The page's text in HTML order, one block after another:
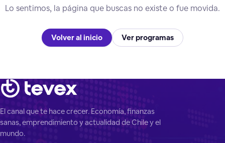
Lo sentimos, la página que buscas no existe o fue movida.
Volver al inicio Ver programas
El canal que te hace crecer. Economía, finanzas
sanas, emprendimiento y actualidad de Chile y el
mundo.